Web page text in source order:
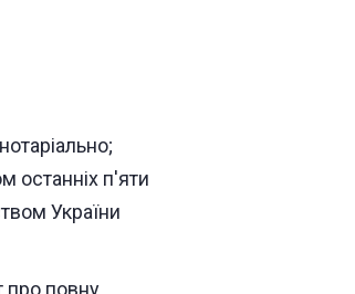
останніх п'яти
України
про повну